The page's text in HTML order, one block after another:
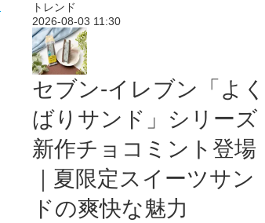
トレンド
2026-08-03 11:30
セブン‐イレブン「よく
ばりサンド」シリーズ
新作チョコミント登場
｜夏限定スイーツサン
ドの爽快な魅力